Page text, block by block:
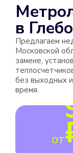
в
Предлагаем
Московской
замене,
без выходных
время.
от